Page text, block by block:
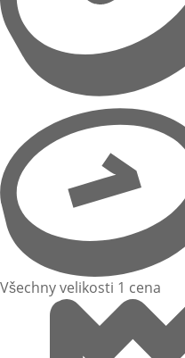
Všechny velikosti 1 cena